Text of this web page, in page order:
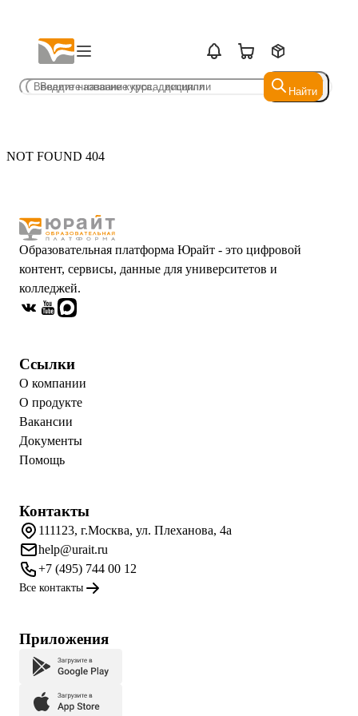
Найти
Найти
NOT FOUND 404
Образовательная платформа Юрайт - это цифровой
контент, сервисы, данные для университетов и
колледжей.
Ссылки
О компании
О продукте
Вакансии
Документы
Помощь
Контакты
111123, г.Москва, ул. Плеханова, 4а
help@urait.ru
+7 (495) 744 00 12
Все контакты
Приложения